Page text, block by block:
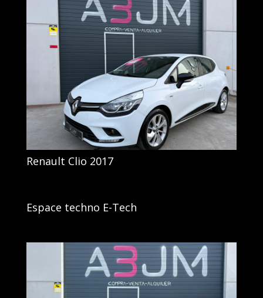
Renault Clio 2017
Espace techno E-Tech